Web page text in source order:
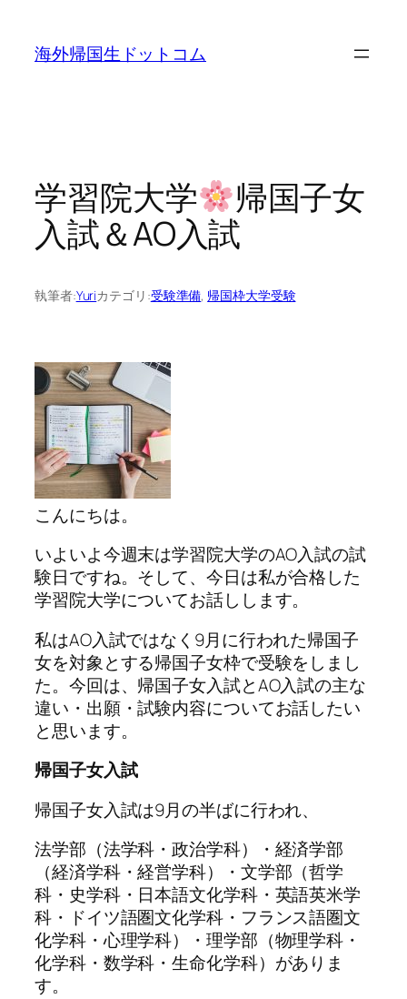
海外帰国生ドットコム
学習院大学
帰国子女
入試＆AO入試
執筆者:Yuriカテゴリ:受験準備, 帰国枠大学受験
こんにちは。
いよいよ今週末は学習院大学のAO入試の試
験日ですね。そして、今日は私が合格した
学習院大学についてお話しします。
私はAO入試ではなく9月に行われた帰国子
女を対象とする帰国子女枠で受験をしまし
た。今回は、帰国子女入試とAO入試の主な
違い・出願・試験内容についてお話したい
と思います。
帰国子女入試
帰国子女入試は9月の半ばに行われ、
法学部（法学科・政治学科）・経済学部
（経済学科・経営学科）・文学部（哲学
科・史学科・日本語文化学科・英語英米学
科・ドイツ語圏文化学科・フランス語圏文
化学科・心理学科）・理学部（物理学科・
化学科・数学科・生命化学科）がありま
す。